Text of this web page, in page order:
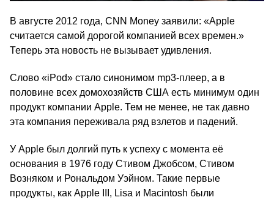
В августе 2012 года, CNN Money заявили: «Apple
считается самой дорогой компанией всех времен.»
Теперь эта новость не вызывает удивления.
Слово «iPod» стало синонимом mp3-плеер, а в
половине всех домохозяйств США есть минимум один
продукт компании Apple. Тем не менее, не так давно
эта компания переживала ряд взлетов и падений.
У Apple был долгий путь к успеху с момента её
основания в 1976 году Стивом Джобсом, Стивом
Возняком и Рональдом Уэйном. Такие первые
продукты, как Apple III, Lisa и Macintosh были